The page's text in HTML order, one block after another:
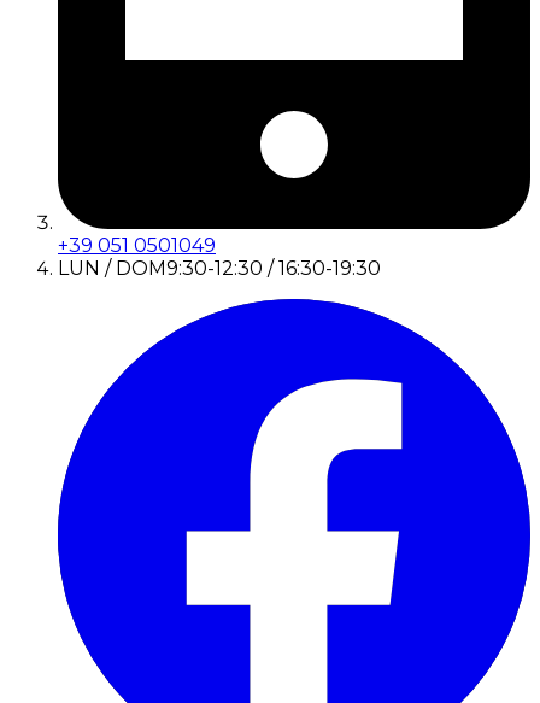
+39 051 0501049
LUN / DOM9:30-12:30 / 16:30-19:30